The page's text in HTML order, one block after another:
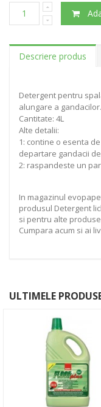
Descriere produs
Detergent pentru
alungare a gandacilor.
Cantitate: 4L
Alte detalii:
1: contine o esenta
departare gandacii
2: raspandeste un
In magazinul
produsul Detergent
si pentru alte
Cumpara acum si ai
ULTIMELE